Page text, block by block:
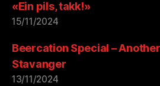
«Ein pils, takk!»
15/11/2024
Beercation Special –
Stavanger
13/11/2024